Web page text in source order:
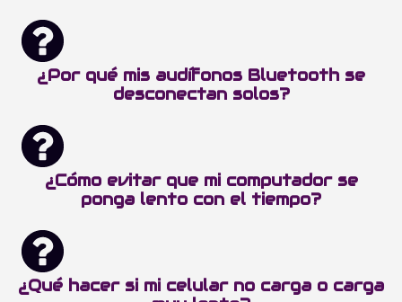
¿Por qué mis audífonos Bluetooth se
desconectan solos?
¿Cómo evitar que mi computador se
ponga lento con el tiempo?
¿Qué hacer si mi celular no carga o carga